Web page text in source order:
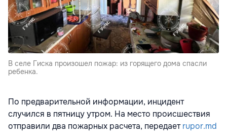
В селе Гиска произошел пожар: из горящего дома спасли
ребенка.
По предварительной информации, инцидент
случился в пятницу утром. На место происшествия
отправили два пожарных расчета, передаетrupor.md